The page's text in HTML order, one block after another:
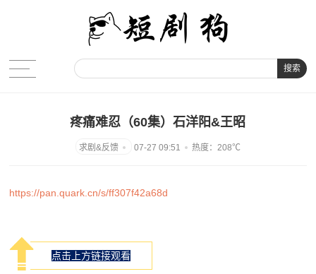
搜索
疼痛难忍（60集）石洋阳&王昭
07-27 09:51 热度：208℃
https://pan.quark.cn/s/ff307f42a68d
点击上方链接观看